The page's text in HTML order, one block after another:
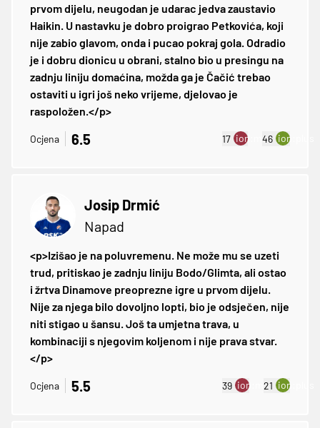
prvom dijelu, neugodan je udarac jedva zaustavio
Haikin. U nastavku je dobro proigrao Petkovića, koji
nije zabio glavom, onda i pucao pokraj gola. Odradio
je i dobru dionicu u obrani, stalno bio u presingu na
zadnju liniju domaćina, možda ga je Čačić trebao
ostaviti u igri još neko vrijeme, djelovao je
raspoložen.</p>
Ocjena 6.5 17 ion:minus
46 ion:plus
Josip Drmić
Napad
<p>Izišao je na poluvremenu. Ne može mu se uzeti
trud, pritiskao je zadnju liniju Bodo/Glimta, ali ostao
i žrtva Dinamove preoprezne igre u prvom dijelu.
Nije za njega bilo dovoljno lopti, bio je odsječen, nije
niti stigao u šansu. Još ta umjetna trava, u
kombinaciji s njegovim koljenom i nije prava stvar.
</p>
Ocjena 5.5 39 ion:minus
21 ion:plus